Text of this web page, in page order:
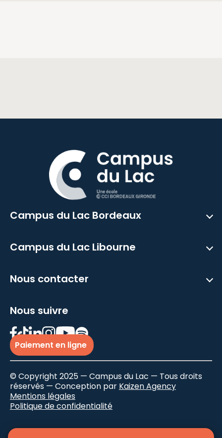
Campus du Lac Bordeaux
Campus du Lac Libourne
Nous contacter
Nous suivre
Paiement en ligne
© Copyright 2025 — Campus du Lac — Tous droits
réservés — Conception par Kaizen Agency
Mentions légales
Politique de confidentialité